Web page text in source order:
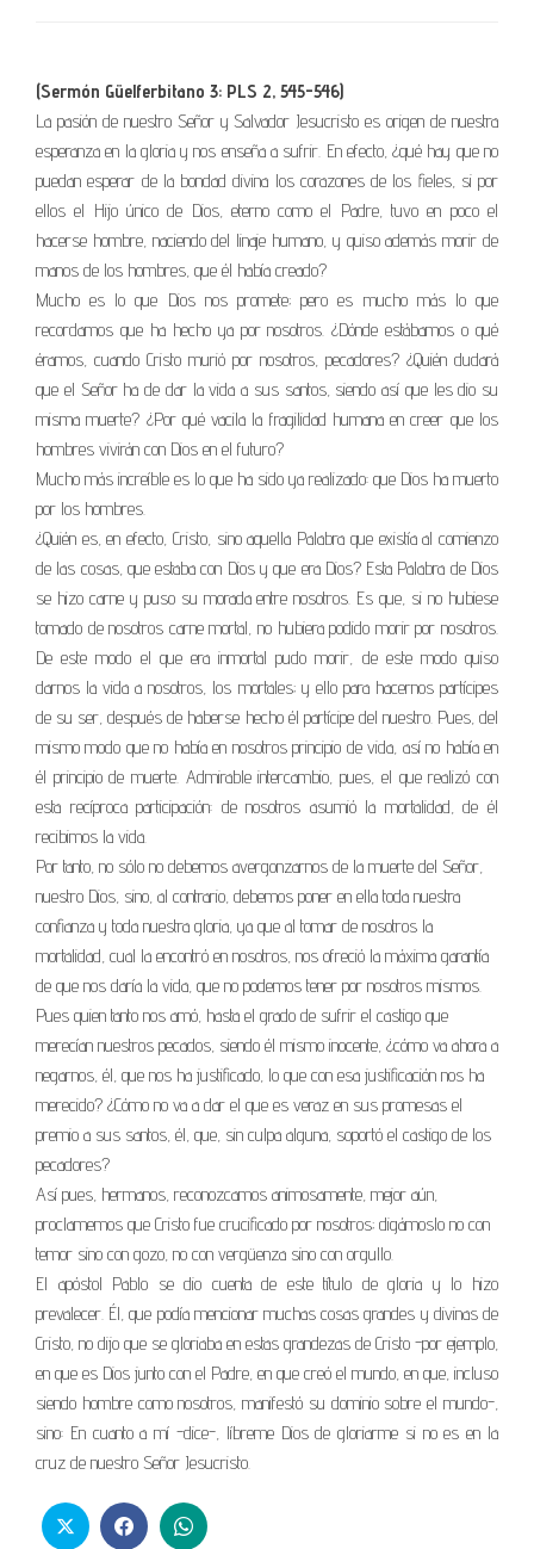
(Sermón Güelferbitano 3: PLS 2, 545-546)
La pasión de nuestro Señor y Salvador Jesucristo es origen de nuestra
esperanza en la gloria y nos enseña a sufrir. En efecto, ¿qué hay que no
puedan esperar de la bondad divina los corazones de los fieles, si por
ellos el Hijo único de Dios, eterno como el Padre, tuvo en poco el
hacerse hombre, naciendo del linaje humano, y quiso además morir de
manos de los hombres, que él había creado?
Mucho es lo que Dios nos promete; pero es mucho más lo que
recordamos que ha hecho ya por nosotros. ¿Dónde estábamos o qué
éramos, cuando Cristo murió por nosotros, pecadores? ¿Quién dudará
que el Señor ha de dar la vida a sus santos, siendo así que les dio su
misma muerte? ¿Por qué vacila la fragilidad humana en creer que los
hombres vivirán con Dios en el futuro?
Mucho más increíble es lo que ha sido ya realizado: que Dios ha muerto
por los hombres.
¿Quién es, en efecto, Cristo, sino aquella Palabra que existía al comienzo
de las cosas, que estaba con Dios y que era Dios? Esta Palabra de Dios
se hizo carne y puso su morada entre nosotros. Es que, si no hubiese
tomado de nosotros carne mortal, no hubiera podido morir por nosotros.
De este modo el que era inmortal pudo morir, de este modo quiso
darnos la vida a nosotros, los mortales; y ello para hacernos partícipes
de su ser, después de haberse hecho él partícipe del nuestro. Pues, del
mismo modo que no había en nosotros principio de vida, así no había en
él principio de muerte. Admirable intercambio, pues, el que realizó con
esta recíproca participación: de nosotros asumió la mortalidad, de él
recibimos la vida.
Por tanto, no sólo no debemos avergonzarnos de la muerte del Señor,
nuestro Dios, sino, al contrario, debemos poner en ella toda nuestra
confianza y toda nuestra gloria, ya que al tomar de nosotros la
mortalidad, cual la encontró en nosotros, nos ofreció la máxima garantía
de que nos daría la vida, que no podemos tener por nosotros mismos.
Pues quien tanto nos amó, hasta el grado de sufrir el castigo que
merecían nuestros pecados, siendo él mismo inocente, ¿cómo va ahora a
negarnos, él, que nos ha justificado, lo que con esa justificación nos ha
merecido? ¿Cómo no va a dar el que es veraz en sus promesas el
premio a sus santos, él, que, sin culpa alguna, soportó el castigo de los
pecadores?
Así pues, hermanos, reconozcamos animosamente, mejor aún,
proclamemos que Cristo fue crucificado por nosotros; digámoslo no con
temor sino con gozo, no con vergüenza sino con orgullo.
El apóstol Pablo se dio cuenta de este título de gloria y lo hizo
prevalecer. Él, que podía mencionar muchas cosas grandes y divinas de
Cristo, no dijo que se gloriaba en estas grandezas de Cristo -por ejemplo,
en que es Dios junto con el Padre, en que creó el mundo, en que, incluso
siendo hombre como nosotros, manifestó su dominio sobre el mundo-,
sino: En cuanto a mí -dice-, líbreme Dios de gloriarme si no es en la
cruz de nuestro Señor Jesucristo.